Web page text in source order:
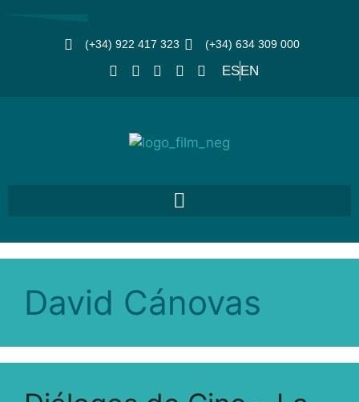
(+34) 922 417 323 (+34) 634 309 000
ESEN
David Cánovas